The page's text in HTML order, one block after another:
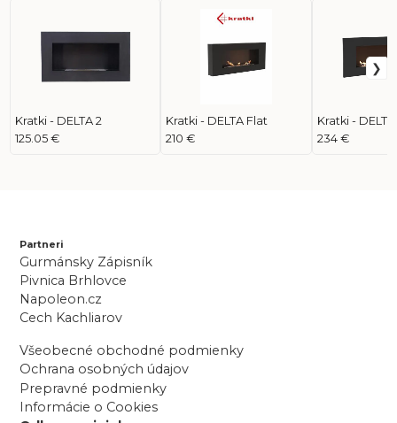
Kratki - DELTA 2
125.05 €
Kratki - DELTA Flat
210 €
Kratki -
234 €
Partneri
Gurmánsky Zápisník
Pivnica Brhlovce
Napoleon.cz
Cech Kachliarov
Všeobecné obchodné podmienky
Ochrana osobných údajov
Prepravné podmienky
Informácie o Cookies